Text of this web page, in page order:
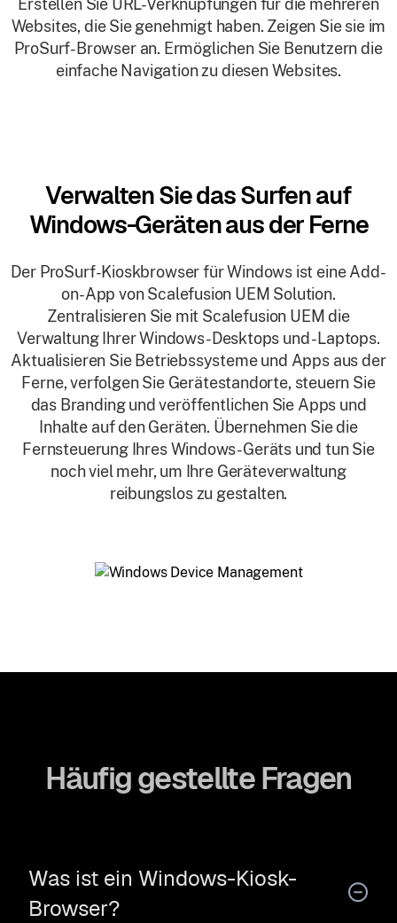
Erstellen Sie URL-Verknüpfungen für die mehreren
Websites, die Sie genehmigt haben. Zeigen Sie sie im
ProSurf-Browser an. Ermöglichen Sie Benutzern die
einfache Navigation zu diesen Websites.
Verwalten Sie das Surfen auf
Windows-Geräten aus der Ferne
Der ProSurf-Kioskbrowser für Windows ist eine Add-
on-App von Scalefusion UEM Solution.
Zentralisieren Sie mit Scalefusion UEM die
Verwaltung Ihrer Windows-Desktops und -Laptops.
Aktualisieren Sie Betriebssysteme und Apps aus der
Ferne, verfolgen Sie Gerätestandorte, steuern Sie
das Branding und veröffentlichen Sie Apps und
Inhalte auf den Geräten. Übernehmen Sie die
Fernsteuerung Ihres Windows-Geräts und tun Sie
noch viel mehr, um Ihre Geräteverwaltung
reibungslos zu gestalten.
Häufig gestellte Fragen
Was ist ein Windows-Kiosk-
Browser?